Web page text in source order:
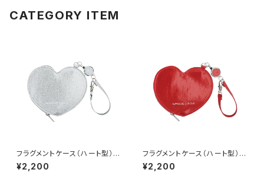
CATEGORY ITEM
フラグメントケース（ハート型） A
LWAYS BE CURIOUS GWT0
035-SV（シルバー）
¥2,200
フラグメントケース（ハート型） A
LWAYS BE CURIOUS GWT0
035-RD（レッド）
¥2,200